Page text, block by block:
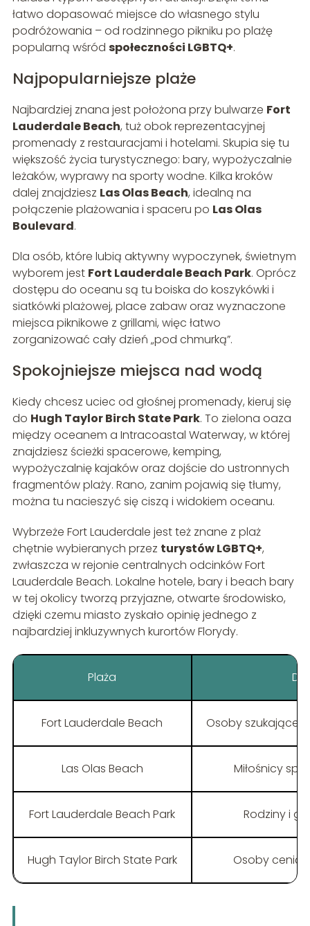
łatwo dopasować miejsce do własnego stylu
podróżowania – od rodzinnego pikniku po plażę
popularną wśród społeczności LGBTQ+.
Najpopularniejsze plaże
Najbardziej znana jest położona przy bulwarze Fort
Lauderdale Beach, tuż obok reprezentacyjnej
promenady z restauracjami i hotelami. Skupia się tu
większość życia turystycznego: bary, wypożyczalnie
leżaków, wyprawy na sporty wodne. Kilka kroków
dalej znajdziesz Las Olas Beach, idealną na
połączenie plażowania i spaceru po Las Olas
Boulevard.
Dla osób, które lubią aktywny wypoczynek, świetnym
wyborem jest Fort Lauderdale Beach Park. Oprócz
dostępu do oceanu są tu boiska do koszykówki i
siatkówki plażowej, place zabaw oraz wyznaczone
miejsca piknikowe z grillami, więc łatwo
zorganizować cały dzień „pod chmurką”.
Spokojniejsze miejsca nad wodą
Kiedy chcesz uciec od głośnej promenady, kieruj się
do Hugh Taylor Birch State Park. To zielona oaza
między oceanem a Intracoastal Waterway, w której
znajdziesz ścieżki spacerowe, kemping,
wypożyczalnię kajaków oraz dojście do ustronnych
fragmentów plaży. Rano, zanim pojawią się tłumy,
można tu nacieszyć się ciszą i widokiem oceanu.
Wybrzeże Fort Lauderdale jest też znane z plaż
chętnie wybieranych przez turystów LGBTQ+,
zwłaszcza w rejonie centralnych odcinków Fort
Lauderdale Beach. Lokalne hotele, bary i beach bary
w tej okolicy tworzą przyjazne, otwarte środowisko,
dzięki czemu miasto zyskało opinię jednego z
najbardziej inkluzywnych kurortów Florydy.
Plaża
Fort Lauderdale Beach Osoby szukające
Las Olas Beach Miłośnicy
Fort Lauderdale Beach Park Rodziny i
Hugh Taylor Birch State Park Osoby